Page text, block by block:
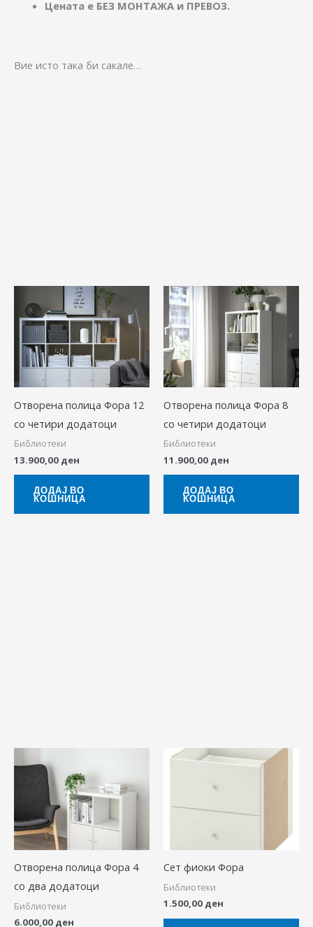
Цената е БЕЗ МОНТАЖА и ПРЕВОЗ.
Вие исто така би сакале…
Отворена полица Фора 12
со четири додатоци
Библиотеки
13.900,00 ден
ДОДАЈ ВО
КОШНИЦА
Отворена полица Фора 8
со четири додатоци
Библиотеки
11.900,00 ден
ДОДАЈ ВО
КОШНИЦА
Отворена полица Фора 4
со два додатоци
Библиотеки
6.000,00 ден
Сет фиоки Фора
Библиотеки
1.500,00 ден